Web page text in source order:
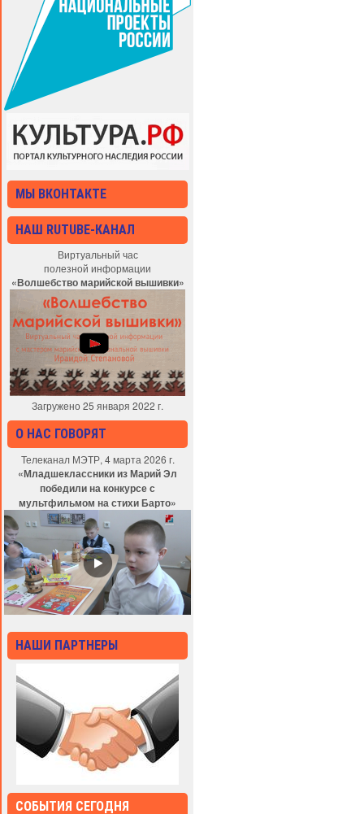
МЫ ВКОНТАКТЕ
НАШ RUTUBE-КАНАЛ
Виртуальный час
полезной информации
«Волшебство марийской вышивки»
Загружено 25 января 2022 г.
О НАС ГОВОРЯТ
Телеканал МЭТР, 4 марта 2026 г.
«Младшеклассники из Марий Эл
победили на конкурсе с
мультфильмом на стихи Барто»
НАШИ ПАРТНЕРЫ
СОБЫТИЯ СЕГОДНЯ